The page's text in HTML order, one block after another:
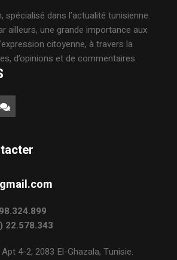
spécialisé dans l’actualité tunisienne.
ailleurs, une grande importance aux
citoyenne, à travers la
d’opinions et de commentaires.
22.578.343
4-2, 2083 El-Ghazala, Tunisie.